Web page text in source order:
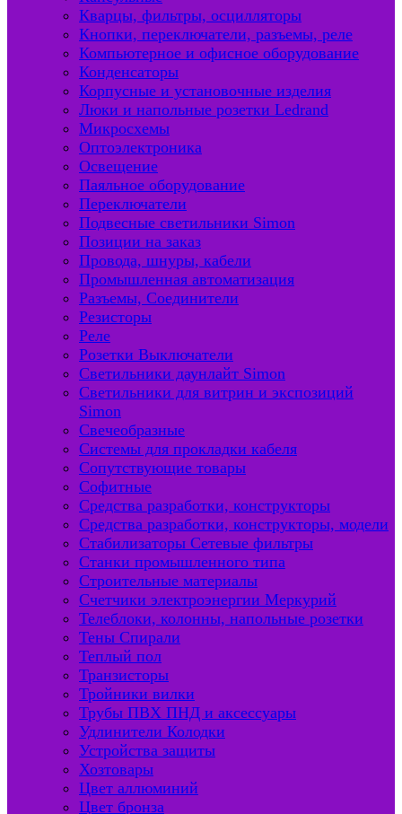
Кварцы, фильтры, осцилляторы
Кнопки, переключатели, разъемы, реле
Компьютерное и офисное оборудование
Конденсаторы
Корпусные и установочные изделия
Люки и напольные розетки Ledrand
Микросхемы
Оптоэлектроника
Освещение
Паяльное оборудование
Переключатели
Подвесные светильники Simon
Позиции на заказ
Провода, шнуры, кабели
Промышленная автоматизация
Разъемы, Соединители
Резисторы
Реле
Розетки Выключатели
Светильники даунлайт Simon
Светильники для витрин и экспозиций
Simon
Свечеобразные
Системы для прокладки кабеля
Сопутствующие товары
Софитные
Средства разработки, конструкторы
Средства разработки, конструкторы, модели
Стабилизаторы Сетевые фильтры
Станки промышленного типа
Строительные материалы
Счетчики электроэнергии Меркурий
Телеблоки, колонны, напольные розетки
Тены Спирали
Теплый пол
Транзисторы
Тройники вилки
Трубы ПВХ ПНД и аксессуары
Удлинители Колодки
Устройства защиты
Хозтовары
Цвет аллюминий
Цвет бронза